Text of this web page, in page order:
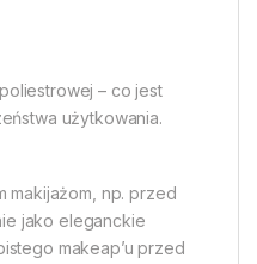
– co jest
użytkowania.
makijażom, np. przed
jako eleganckie
makeap’u przed